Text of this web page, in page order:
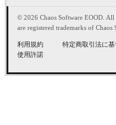
© 2026 Chaos Software EOOD.
are registered trademarks of
利用規約 特定商取引法に
使用許諾